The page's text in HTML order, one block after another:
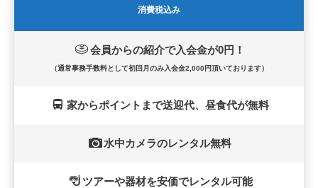
消費税込み
会員からの紹介で入会金が0円！
（通常事務手数料として初回月のみ入会金2,000円頂いております）
家からポイントまで送迎代、昼食代が無料
水中カメラのレンタル無料
ツアーや器材を安価でレンタル可能